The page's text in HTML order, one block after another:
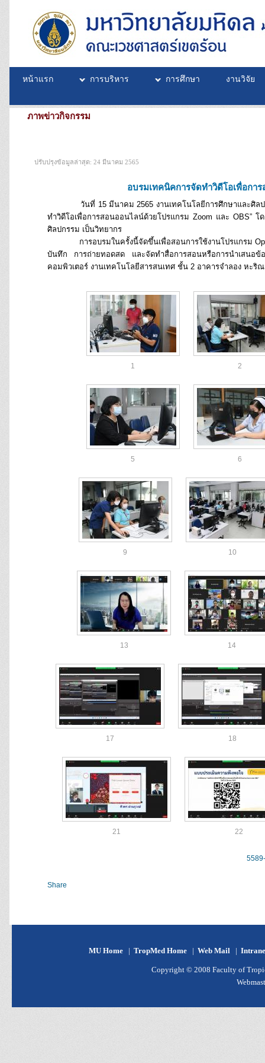
หน้าแรก การบริหาร การศึกษา งานวิจัย
ภาพข่าวกิจกรรม
ปรับปรุงข้อมูลล่าสุด: 24 มีนาคม 2565
อบรมเทคนิคการจัดทำวิดีโอเพื่อกา
วันที่ 15 มีนาคม 2565 งานเทคโนโลยีการศึกษาและศิลปก
ทำวิดีโอเพื่อการสอนออนไลน์ด้วยโปรแกรม Zoom และ OBS” โ
ศิลปกรรม เป็นวิทยากร
การอบรมในครั้งนี้จัดขึ้นเพื่อสอนการใช้งานโปรแกรม Open
บันทึก การถ่ายทอดสด และจัดทำสื่อการสอนหรือการนำเสน
คอมพิวเตอร์ งานเทคโนโลยีสารสนเทศ ชั้น 2 อาคารจำลอง หะ
1 2
5 6
9 10
13 14
17 18
21 22
Share
MU Home | TropMed Home | Web Mail |
Copyright © 2008 Faculty of